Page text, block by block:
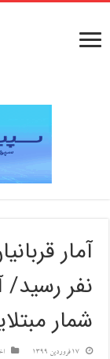
نفر رسید/
شمار
17 فروردین 1399